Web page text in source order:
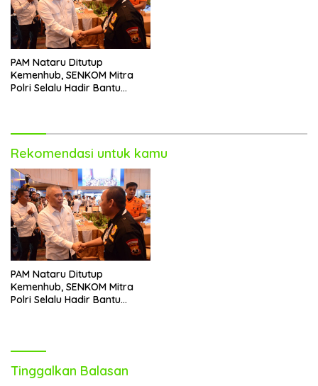
PAM Nataru Ditutup
Kemenhub, SENKOM Mitra
Polri Selalu Hadir Bantu
Rekomendasi untuk kamu
PAM Nataru Ditutup
Kemenhub, SENKOM Mitra
Polri Selalu Hadir Bantu
Tinggalkan Balasan